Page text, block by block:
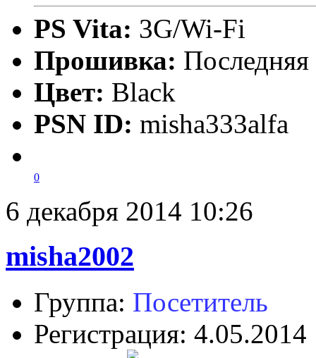
PS Vita: 3G/Wi-Fi
Прошивка: Последняя
Цвет: Black
PSN ID: misha333alfa
0
6 декабря 2014 10:26
misha2002
Группа: Посетитель
Регистрация: 4.05.2014